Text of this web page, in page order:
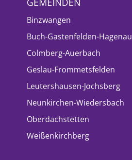
Binzwangen
Buch-Gastenfelden-Hagenau
Colmberg-Auerbach
Geslau-Frommetsfelden
Leutershausen-Jochsberg
Neunkirchen-Wiedersbach
Oberdachstetten
Weißenkirchberg